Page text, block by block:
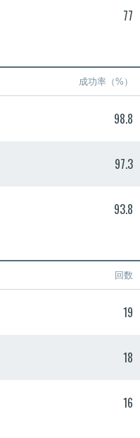
77
成功率（%）
98.8
97.3
93.8
回数
19
18
16